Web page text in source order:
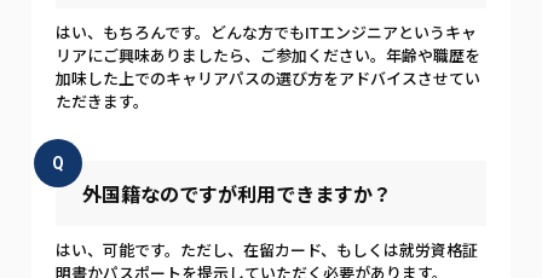
はい、もちろんです。どんな方でもITエンジニアというキャ
リアにご興味ありましたら、ご参加ください。年齢や職歴を
加味した上でのキャリアパスの選び方をアドバイスさせてい
ただきます。
Q
外国籍なのですが利用できますか？
はい、可能です。ただし、在留カード、もしくは就労資格証
明書かパスポートを提示していただく必要があります。